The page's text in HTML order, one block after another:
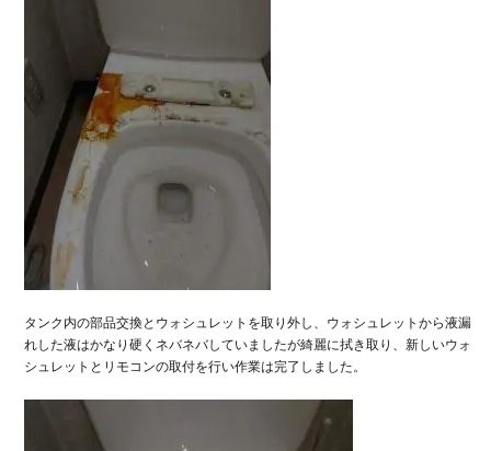
タンク内の部品交換とウォシュレットを取り外し、ウォシュレットから液漏
れした液はかなり硬くネバネバしていましたが綺麗に拭き取り、新しいウォ
シュレットとリモコンの取付を行い作業は完了しました。